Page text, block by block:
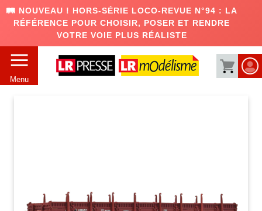
🛤️ NOUVEAU ! HORS-SÉRIE LOCO-REVUE N°94 : LA
RÉFÉRENCE POUR CHOISIR, POSER ET RENDRE
VOTRE VOIE PLUS RÉALISTE
Menu